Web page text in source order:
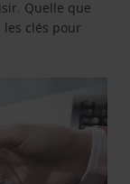
Quelle que
clés pour